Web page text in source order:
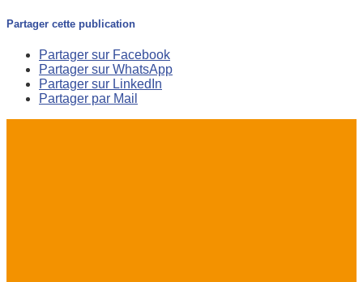
Partager cette publication
Partager sur Facebook
Partager sur WhatsApp
Partager sur LinkedIn
Partager par Mail